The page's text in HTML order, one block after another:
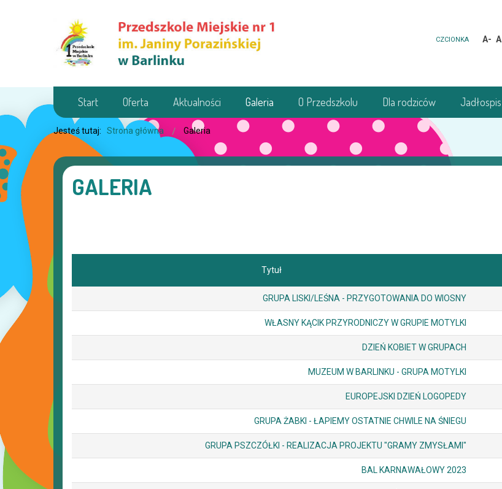
CZCIONKA A- A
Start Oferta Aktualności Galeria O Przedszkolu Dla rodziców Jadłospis
Jesteś tutaj: Strona główna Galeria
GALERIA
Tytuł
GRUPA LISKI/LEŚNA - PRZYGOTOWANIA DO WIOSNY
WŁASNY KĄCIK PRZYRODNICZY W GRUPIE MOTYLKI
DZIEŃ KOBIET W GRUPACH
MUZEUM W BARLINKU - GRUPA MOTYLKI
EUROPEJSKI DZIEŃ LOGOPEDY
GRUPA ŻABKI - ŁAPIEMY OSTATNIE CHWILE NA ŚNIEGU
GRUPA PSZCZÓŁKI - REALIZACJA PROJEKTU "GRAMY ZMYSŁAMI"
BAL KARNAWAŁOWY 2023